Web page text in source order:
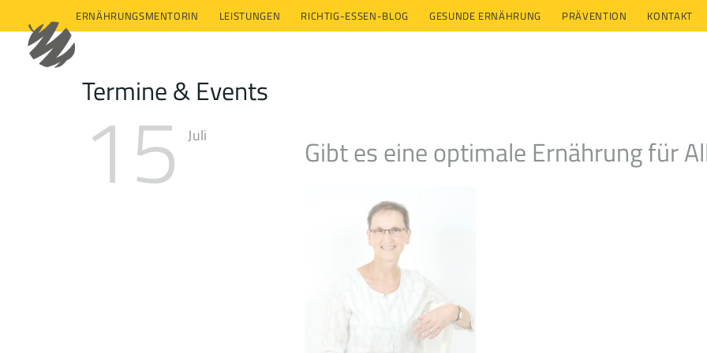
ERNÄHRUNGSMENTORIN LEISTUNGEN RICHTIG-ESSEN-BLOG GESUNDE ERNÄHRUNG PRÄVENTION KONTAKT
Termine & Events
Gibt es eine optimale Ernährung für
15 Juli